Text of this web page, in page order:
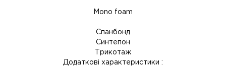
Mono foam
Спанбонд
Синтепон
Трикотаж
Додаткові характеристики :